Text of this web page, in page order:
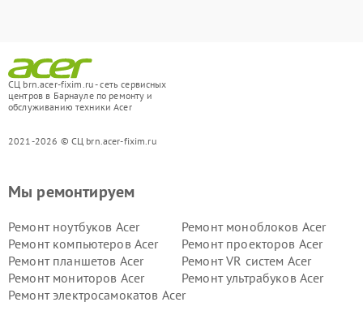
СЦ brn.acer-fixim.ru - сеть сервисных
центров в Барнауле по ремонту и
обслуживанию техники Acer
2021-2026 © СЦ brn.acer-fixim.ru
Мы ремонтируем
Ремонт ноутбуков Acer
Ремонт моноблоков Acer
Ремонт компьютеров Acer
Ремонт проекторов Acer
Ремонт планшетов Acer
Ремонт VR систем Acer
Ремонт мониторов Acer
Ремонт ультрабуков Acer
Ремонт электросамокатов Acer